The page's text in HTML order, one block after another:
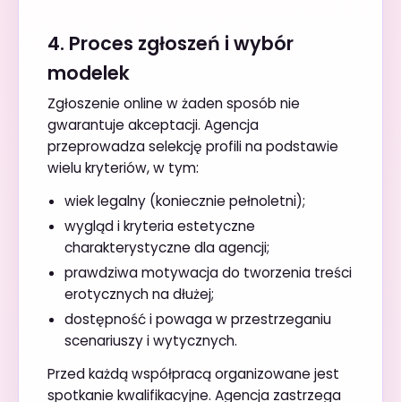
4. Proces zgłoszeń i wybór
modelek
Zgłoszenie online w żaden sposób nie
gwarantuje akceptacji. Agencja
przeprowadza selekcję profili na podstawie
wielu kryteriów, w tym:
wiek legalny (koniecznie pełnoletni);
wygląd i kryteria estetyczne
charakterystyczne dla agencji;
prawdziwa motywacja do tworzenia treści
erotycznych na dłużej;
dostępność i powaga w przestrzeganiu
scenariuszy i wytycznych.
Przed każdą współpracą organizowane jest
spotkanie kwalifikacyjne. Agencja zastrzega